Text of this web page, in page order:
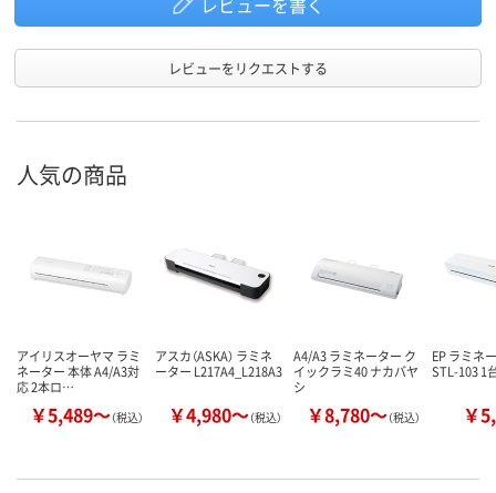
レビューをリクエストする
人気の商品
アイリスオーヤマ ラミ
ネーター 本体 A4/A3対
応 2本ロ…
￥5,489～（税込）
アスカ（ASKA） ラミネ
ーター L217A4_L218A3
￥4,980～（税込）
A4/A3 ラミネーター ク
イックラミ40 ナカバヤ
シ
￥8,780～（税込）
EP ラミネ
STL-103 1
￥